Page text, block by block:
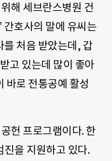
해 세브란스병원 건
간호사의 말에 유씨는
를 처음 받았는데, 갑
고 있는데 많이 좋아
바로 전통공예 활성
헌 프로그램이다. 한
을 지원하고 있다.